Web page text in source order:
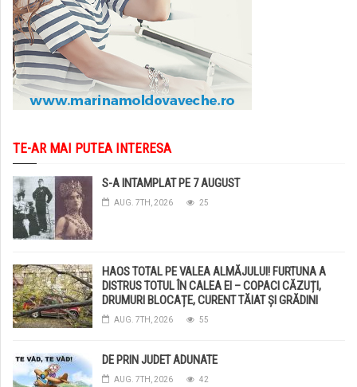
TE-AR MAI PUTEA INTERESA
S-A INTAMPLAT PE 7 AUGUST
AUG. 7TH, 2026 25
HAOS TOTAL PE VALEA ALMĂJULUI! FURTUNA A
DISTRUS TOTUL ÎN CALEA EI – COPACI CĂZUȚI,
DRUMURI BLOCAȚE, CURENT TĂIAT ȘI GRĂDINI
DISTRUSE DE GRINDINĂ!
AUG. 7TH, 2026 55
DE PRIN JUDET ADUNATE
AUG. 7TH, 2026 42